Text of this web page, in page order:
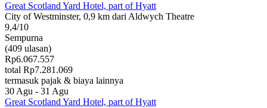
Great Scotland Yard Hotel, part of Hyatt
City of Westminster, 0,9 km dari Aldwych Theatre
9,4/10
Sempurna
(409 ulasan)
Rp6.067.557
total Rp7.281.069
termasuk pajak & biaya lainnya
30 Agu - 31 Agu
Great Scotland Yard Hotel, part of Hyatt